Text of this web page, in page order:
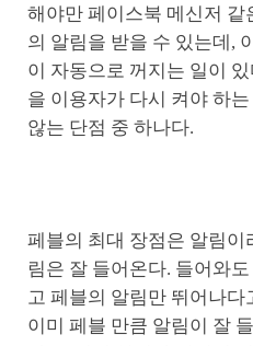
해야만 페이스북 메신저 같
의 알림을 받을 수 있는데,
이 자동으로 꺼지는 일이
을 이용자가 다시 켜야 하
않는 단점 중 하나다.
페블의 최대 장점은 알림이
림은 잘 들어온다. 들어와
고 페블의 알림만 뛰어나
이미 페블 만큼 알림이 잘